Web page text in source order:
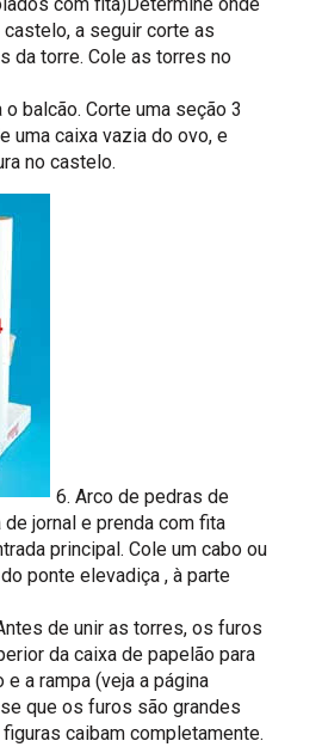
a seguir corte as
da torre. Cole as torres no
balcão. Corte uma seção 3
uma caixa vazia do ovo, e
no castelo.
6. Arco de pedras de
de jornal e prenda com fita
principal. Cole um cabo ou
ponte elevadiça , à parte
de unir as torres, os furos
da caixa de papelão para
a rampa (veja a página
que os furos são grandes
caibam completamente.